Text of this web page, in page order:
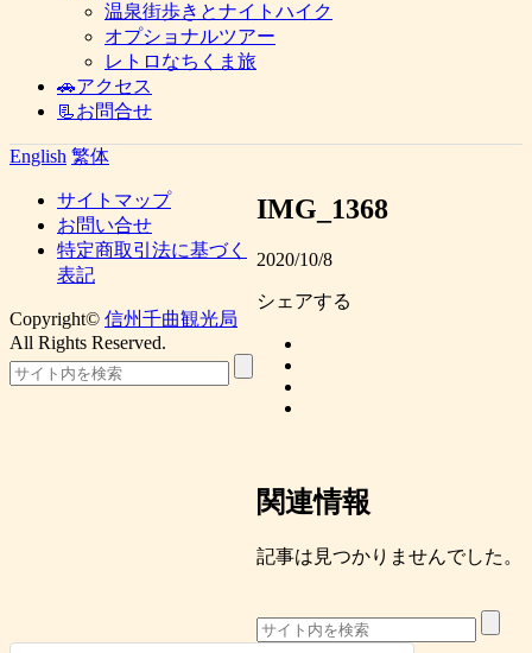
温泉街歩きとナイトハイク
オプショナルツアー
レトロなちくま旅
🚗アクセス
📃お問合せ
English 繁体
IMG_1368
2020/10/8
シェアする
関連情報
記事は見つかりませんでした。
サイトマップ
お問い合せ
特定商取引法に基づく
表記
Copyright© 信州千曲観光局
All Rights Reserved.